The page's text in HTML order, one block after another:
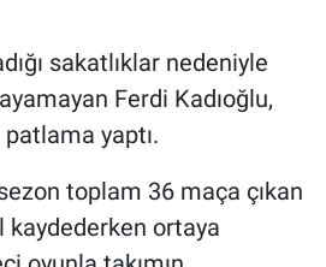
sakatlıklar nedeniyle
Ferdi Kadıoğlu,
patlama yaptı.
toplam 36 maça çıkan
ortaya